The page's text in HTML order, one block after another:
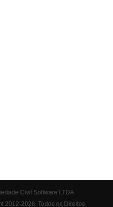
Civil Software LTDA
2012-2026. Todos os Direitos